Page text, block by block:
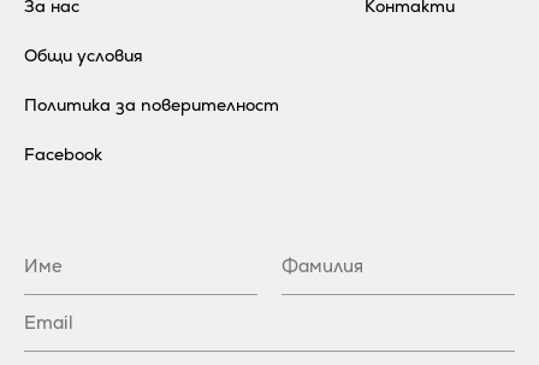
За нас
Общи условия
Политика за поверителност
Контакти
Facebook